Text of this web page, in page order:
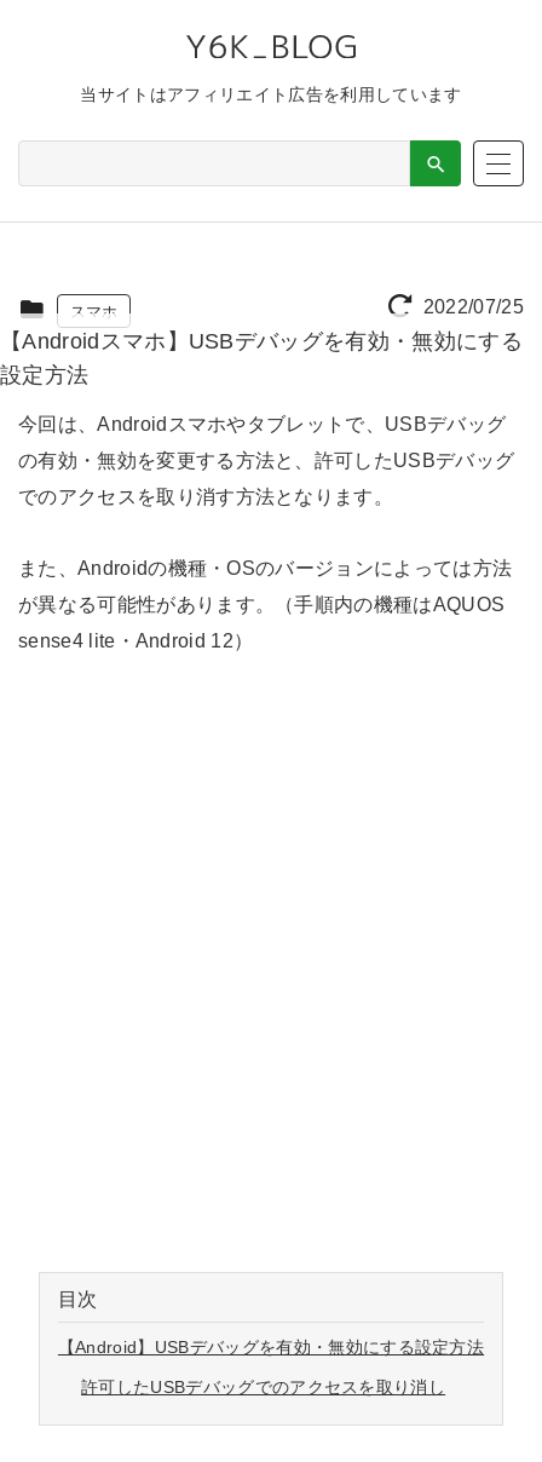
当サイトはアフィリエイト広告を利用しています
2022/07/25
スマホ
【Androidスマホ】USBデバッグを有効・無効にする
設定方法
今回は、Androidスマホやタブレットで、USBデバッグ
の有効・無効を変更する方法と、許可したUSBデバッグ
でのアクセスを取り消す方法となります。
また、Androidの機種・OSのバージョンによっては方法
が異なる可能性があります。（手順内の機種はAQUOS
sense4 lite・Android 12）
目次
【Android】USBデバッグを有効・無効にする設定方法
許可したUSBデバッグでのアクセスを取り消し